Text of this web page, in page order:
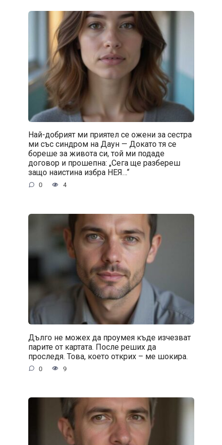
Най-добрият ми приятел се ожени за сестра
ми със синдром на Даун — Докато тя се
бореше за живота си, той ми подаде
договор и прошепна: „Сега ще разбереш
защо наистина избра НЕЯ…“
0 4
Дълго не можех да проумея къде изчезват
парите от картата. После реших да
проследя. Това, което открих – ме шокира.
0 9